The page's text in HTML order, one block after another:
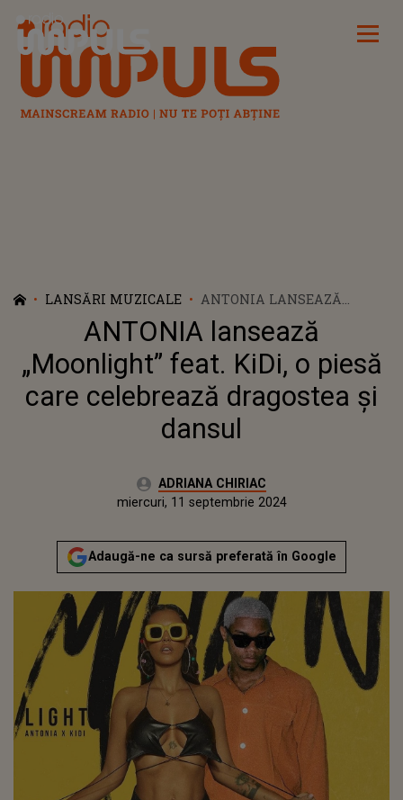
Radio Impuls
LANSĂRI MUZICALE
ANTONIA LANSEAZĂ
„MOONLIGHT” FEAT. KIDI, O
PIESĂ CARE CELEBREAZĂ
DRAGOSTEA ȘI DANSUL
ANTONIA lansează
„Moonlight” feat. KiDi, o piesă
care celebrează dragostea și
dansul
Autor:ADRIANA CHIRIAC
luni, 11 septembrie 2023
Actualizat:
miercuri, 11 septembrie 2024
Adaugă-ne ca sursă preferată în Google